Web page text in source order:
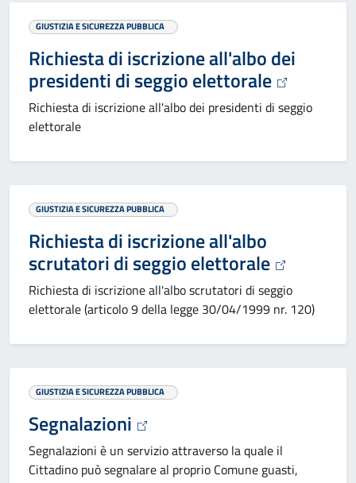
GIUSTIZIA E SICUREZZA PUBBLICA
Richiesta di iscrizione all'albo dei
presidenti di seggio elettorale
Richiesta di iscrizione all'albo dei presidenti di seggio
elettorale
GIUSTIZIA E SICUREZZA PUBBLICA
Richiesta di iscrizione all'albo
scrutatori di seggio elettorale
Richiesta di iscrizione all'albo scrutatori di seggio
elettorale (articolo 9 della legge 30/04/1999 nr. 120)
GIUSTIZIA E SICUREZZA PUBBLICA
Segnalazioni
Segnalazioni è un servizio attraverso la quale il
Cittadino può segnalare al proprio Comune guasti,